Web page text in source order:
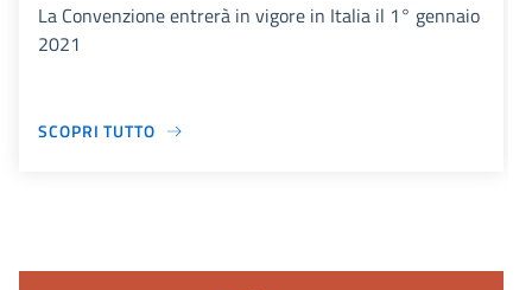
La Convenzione entrerà in vigore in Italia il 1° gennaio
2021
SCOPRI TUTTO